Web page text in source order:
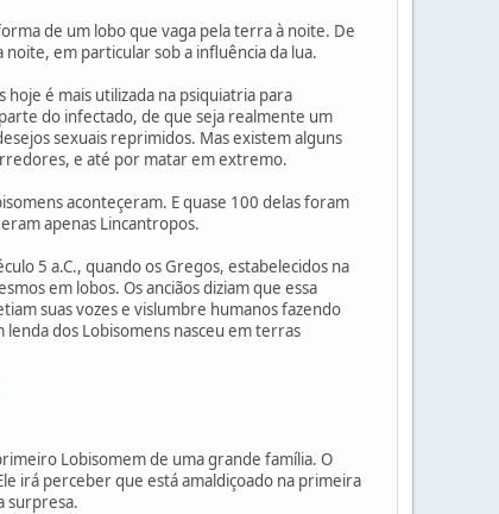
de um lobo que vaga pela terra à noite. De
em particular sob a influência da lua.
é mais utilizada na psiquiatria para
do infectado, de que seja realmente um
sexuais reprimidos. Mas existem alguns
e até por matar em extremo.
aconteçeram. E quase 100 delas foram
apenas Lincantropos.
5 a.C., quando os Gregos, estabelecidos na
em lobos. Os anciãos diziam que essa
suas vozes e vislumbre humanos fazendo
dos Lobisomens nasceu em terras
Lobisomem de uma grande família. O
irá perceber que está amaldiçoado na primeira
surpresa.